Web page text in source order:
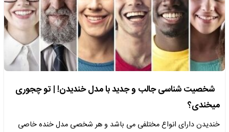
شخصیت شناسی جالب و جدید با مدل خندیدن! | تو چجوری
میخندی؟
خندیدن دارای انواع مختلفی می باشد و هر شخصی مدل خنده خاصی